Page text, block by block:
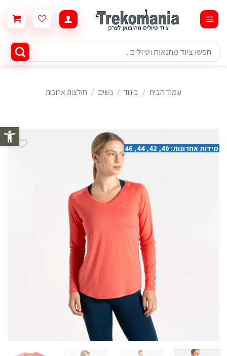
פתח
content
חיפוש
עבור:
עמוד הבית / ביגוד / נשים / חולצות ארוכות
מידות אחרונות: 40, 42, 44, 46